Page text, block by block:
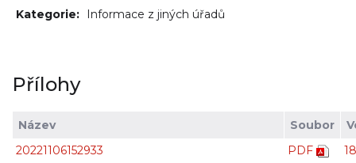
Kategorie: Informace z jiných úřadů
Přílohy
Název Soubor
20221106152933
PDF